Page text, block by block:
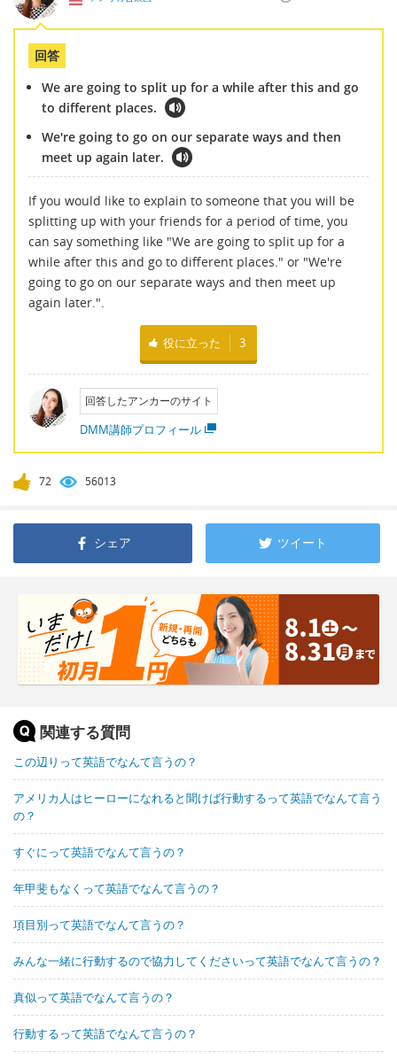
回答
We are going to split up for a while after this and go
to different places.
We're going to go on our separate ways and then
meet up again later.
If you would like to explain to someone that you will be
splitting up with your friends for a period of time, you
can say something like "We are going to split up for a
while after this and go to different places." or "We're
going to go on our separate ways and then meet up
again later.".
役に立った 3
回答したアンカーのサイト
DMM講師プロフィール
72 56013
シェア ツイート
関連する質問
この辺りって英語でなんて言うの？
アメリカ人はヒーローになれると聞けば行動するって英語でなんて言う
の？
すぐにって英語でなんて言うの？
年甲斐もなくって英語でなんて言うの？
項目別って英語でなんて言うの？
みんな一緒に行動するので協力してくださいって英語でなんて言うの？
真似って英語でなんて言うの？
行動するって英語でなんて言うの？